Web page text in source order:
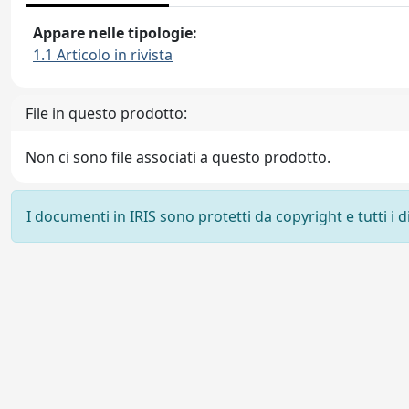
Appare nelle tipologie:
1.1 Articolo in rivista
File in questo prodotto:
Non ci sono file associati a questo prodotto.
I documenti in IRIS sono protetti da copyright e tutti i